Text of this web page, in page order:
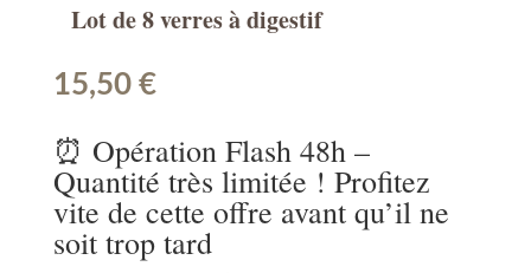
Lot de 8 verres à digestif
15,50 €
⏰ Opération Flash 48h –
Quantité très limitée ! Profitez
vite de cette offre avant qu’il ne
soit trop tard